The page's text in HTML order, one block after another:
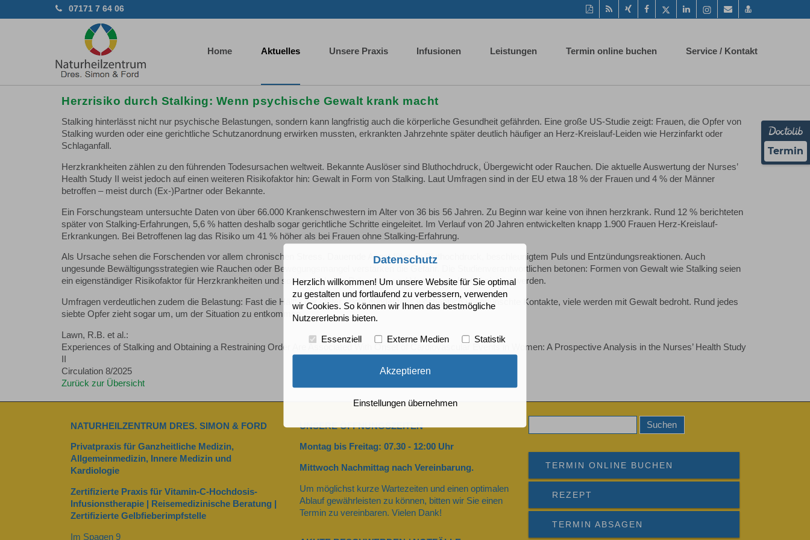
07171 7 64 06
Diese
Seite
drucken
RSS-
Feed
Auf
Xing
Auf
Facebook
Twitter
Auf
LinkedIn
Instagram-
Seite
Per
Mail
vCard
speichern
Home Aktuelles Unsere Praxis Infusionen Leistungen Termin online buchen Service / Kontakt
Herzrisiko durch Stalking: Wenn psychische Gewalt krank macht
Stalking hinterlässt nicht nur psychische Belastungen, sondern kann langfristig auch die körperliche Gesundheit gefährden. Eine große US-Studie zeigt: Frauen, die Opfer von
Stalking wurden oder eine gerichtliche Schutzanordnung erwirken mussten, erkrankten Jahrzehnte später deutlich häufiger an Herz-Kreislauf-Leiden wie Herzinfarkt oder
Schlaganfall.
Herzkrankheiten zählen zu den führenden Todesursachen weltweit. Bekannte Auslöser sind Bluthochdruck, Übergewicht oder Rauchen. Die aktuelle Auswertung der Nurses’
Health Study II weist jedoch auf einen weiteren Risikofaktor hin: Gewalt in Form von Stalking. Laut Umfragen sind in der EU etwa 18 % der Frauen und 4 % der Männer
betroffen – meist durch (Ex-)Partner oder Bekannte.
Ein Forschungsteam untersuchte Daten von über 66.000 Krankenschwestern im Alter von 36 bis 56 Jahren. Zu Beginn war keine von ihnen herzkrank. Rund 12 % berichteten
später von Stalking-Erfahrungen, 5,6 % hatten deshalb sogar gerichtliche Schritte eingeleitet. Im Verlauf von 20 Jahren entwickelten knapp 1.900 Frauen Herz-Kreislauf-
Erkrankungen. Bei Betroffenen lag das Risiko um 41 % höher als bei Frauen ohne Stalking-Erfahrung.
Als Ursache sehen die Forschenden vor allem chronischen Stress. Dauernde Angst führt zu Bluthochdruck, beschleunigtem Puls und Entzündungsreaktionen. Auch
ungesunde Bewältigungsstrategien wie Rauchen oder Bewegungsmangel verstärken die Gefahr. Die Studienverantwortlichen betonen: Formen von Gewalt wie Stalking seien
ein eigenständiger Risikofaktor für Herzkrankheiten und sollten stärker in Prävention und Versorgung berücksichtigt werden.
Umfragen verdeutlichen zudem die Belastung: Fast die Hälfte der Opfer erlebt mindestens wöchentlich unerwünschte Kontakte, viele werden mit Gewalt bedroht. Rund jedes
siebte Opfer zieht sogar um, um der Situation zu entkommen.
Lawn, R.B. et al.:
Experiences of Stalking and Obtaining a Restraining Order Are Associated With Onset of Cardiovascular Events in Women: A Prospective Analysis in the Nurses’ Health Study
II
Circulation 8/2025
Zurück zur Übersicht
NATURHEILZENTRUM DRES. SIMON & FORD
Privatpraxis für Ganzheitliche Medizin,
Allgemeinmedizin, Innere Medizin und
Kardiologie
Zertifizierte Praxis für Vitamin-C-Hochdosis-
Infusionstherapie | Reisemedizinische Beratung |
Zertifizierte Gelbfieberimpfstelle
Im Spagen 9
UNSERE ÖFFNUNGSZEITEN
Montag bis Freitag: 07.30 - 12:00 Uhr
Mittwoch Nachmittag nach Vereinbarung.
Um möglichst kurze Wartezeiten und einen optimalen
Ablauf gewährleisten zu können, bitten wir Sie einen
Termin zu vereinbaren. Vielen Dank!
Termin
TERMIN ONLINE BUCHEN
REZEPT
TERMIN ABSAGEN
Datenschutz
Herzlich willkommen! Um unsere Website für Sie optimal
zu gestalten und fortlaufend zu verbessern, verwenden
wir Cookies. So können wir Ihnen das bestmögliche
Nutzererlebnis bieten.
Essenziell Externe Medien Statistik
Akzeptieren
Einstellungen übernehmen